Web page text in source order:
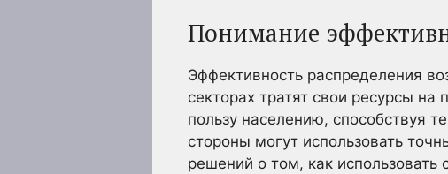
Понимание
Эффективность распределения
секторах тратят свои ресурсы
пользу населению, способствуя
стороны могут использовать
решений о том, как использовать